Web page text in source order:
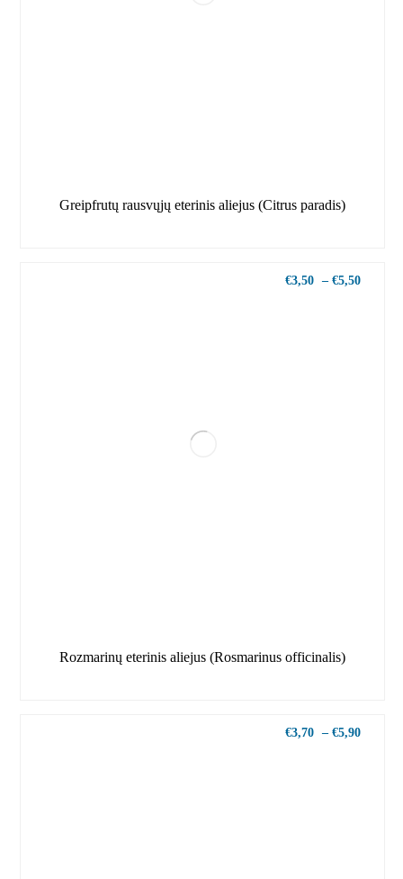
Greipfrutų rausvųjų eterinis aliejus (Citrus paradis)
Rozmarinų eterinis aliejus (Rosmarinus officinalis)
€3,50 – €5,50
€3,70 – €5,90